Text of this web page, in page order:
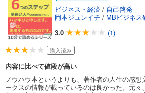
ビジネス・経済 / 自己啓発
岡本ジュンイチ / MBビジネス
3.0
(1)
購入済み
内容に比べて値段が高い
ノウハウ本というよりも、著作者の人生の感想
ークスの情報が載っているのは良かった。元